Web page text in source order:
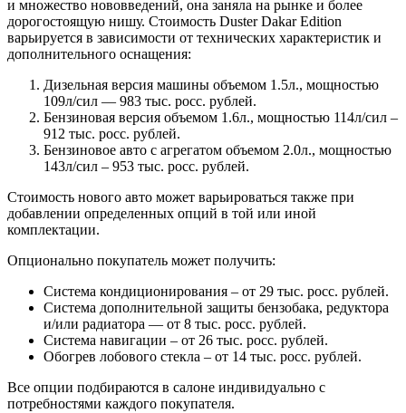
и множество нововведений, она заняла на рынке и более
дорогостоящую нишу. Стоимость Duster Dakar Edition
варьируется в зависимости от технических характеристик и
дополнительного оснащения:
Дизельная версия машины объемом 1.5л., мощностью
109л/сил — 983 тыс. росс. рублей.
Бензиновая версия объемом 1.6л., мощностью 114л/сил –
912 тыс. росс. рублей.
Бензиновое авто с агрегатом объемом 2.0л., мощностью
143л/сил – 953 тыс. росс. рублей.
Стоимость нового авто может варьироваться также при
добавлении определенных опций в той или иной
комплектации.
Опционально покупатель может получить:
Система кондиционирования – от 29 тыс. росс. рублей.
Система дополнительной защиты бензобака, редуктора
и/или радиатора — от 8 тыс. росс. рублей.
Система навигации – от 26 тыс. росс. рублей.
Обогрев лобового стекла – от 14 тыс. росс. рублей.
Все опции подбираются в салоне индивидуально с
потребностями каждого покупателя.